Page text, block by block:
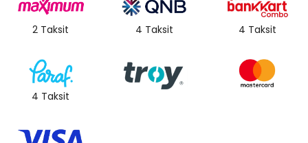
2 Taksit 4 Taksit 4 Taksit
4 Taksit